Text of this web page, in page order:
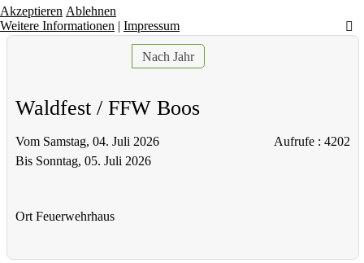
Nach Jahr
Waldfest / FFW Boos
Vom Samstag, 04. Juli 2026
Bis Sonntag, 05. Juli 2026
Aufrufe: 4202
Ort Feuerwehrhaus
Akzeptieren Ablehnen
Weitere Informationen | Impressum